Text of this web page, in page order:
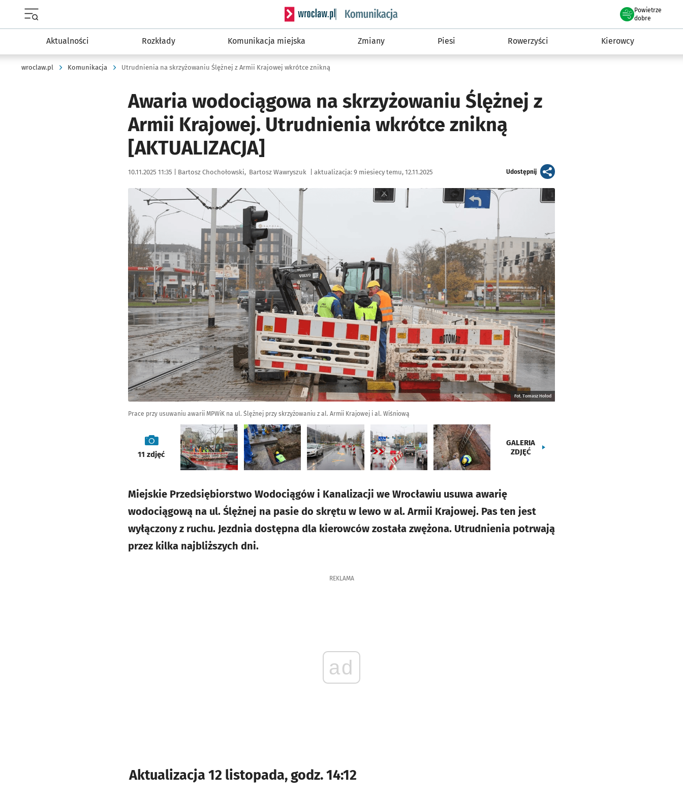
Serwis informacyjny wroclaw.pl podserwis: Komunikacja
Powietrze
we Wrocławiu
dobre
Aktualności Rozkłady Komunikacja miejska Zmiany Piesi Rowerzyści Kierowcy
wroclaw.pl Komunikacja Utrudnienia na skrzyżowaniu Ślężnej z Armii Krajowej wkrótce znikną
Awaria wodociągowa na skrzyżowaniu Ślężnej z
Armii Krajowej. Utrudnienia wkrótce znikną
[AKTUALIZACJA]
Data publikacji:
10.11.2025 11:35 | Autor:
Bartosz Chochołowski Bartosz Wawryszuk aktualizacja: 9 miesiecy temu, 12.11.2025 Udostępnijartykuł
Kliknij, aby zobaczyć galerię
Fot. Tomasz Hołod
Prace przy usuwaniu awarii MPWiK na ul. Ślężnej przy skrzyżowaniu z al. Armii Krajowej i al. Wiśniową
galeria
11 zdjęć
GALERIA
ZDJĘĆ
Miejskie Przedsiębiorstwo Wodociągów i Kanalizacji we Wrocławiu usuwa awarię
wodociągową na ul. Ślężnej na pasie do skrętu w lewo w al. Armii Krajowej. Pas ten jest
wyłączony z ruchu. Jezdnia dostępna dla kierowców została zwężona. Utrudnienia potrwają
przez kilka najbliższych dni.
REKLAMA
ad
Aktualizacja 12 listopada, godz. 14:12